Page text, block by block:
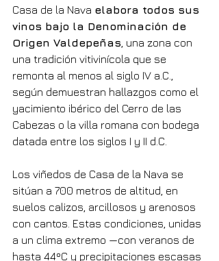
Casa de la Nava elabora todos sus
vinos bajo la Denominación de
Origen Valdepeñas , una zona con
una tradición vitivinícola que se
remonta al menos al siglo IV a.C.,
según demuestran hallazgos como el
yacimiento ibérico del Cerro de las
Cabezas o la villa romana con bodega
datada entre los siglos I y II d.C.
Los viñedos de Casa de la Nava se
sitúan a 700 metros de altitud, en
suelos calizos, arcillosos y arenosos
con cantos. Estas condiciones, unidas
a un clima extremo —con veranos de
hasta 44ºC y precipitaciones escasas